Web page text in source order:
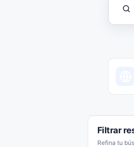
Filtrar
Refina tu